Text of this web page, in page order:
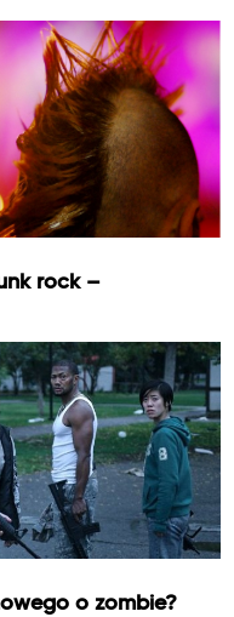
rock –
o zombie?